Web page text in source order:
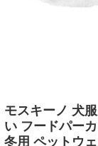
モスキーノ 犬
い フードパー
冬用 ペットウ